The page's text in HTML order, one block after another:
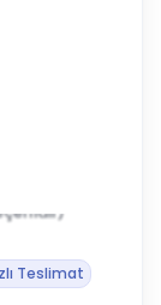
Teslimat